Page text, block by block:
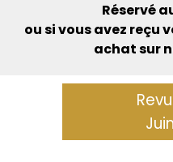
Réservé
ou si vous avez reçu
achat sur